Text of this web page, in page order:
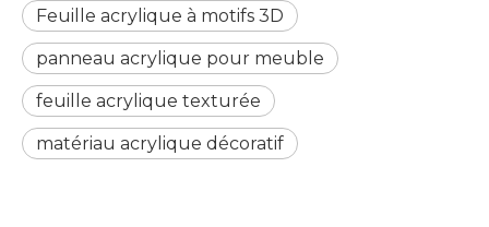
Feuille acrylique à motifs 3D
panneau acrylique pour meuble
feuille acrylique texturée
matériau acrylique décoratif